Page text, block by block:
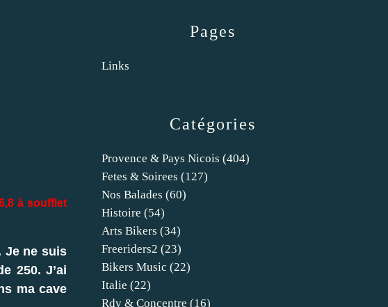
à soufflet
Je ne suis
250. J’ai
ma cave
Catégories
Provence & Pays Nicois (404)
Fetes & Soirees (127)
Nos Balades (60)
Histoire (54)
Arts Bikers (34)
Freeriders2 (23)
Bikers Music (22)
Italie (22)
Rdv & Concentre (16)
Pages
Links